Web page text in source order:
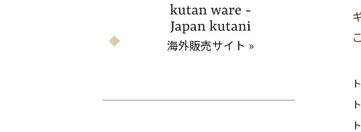
海外販売サイト »